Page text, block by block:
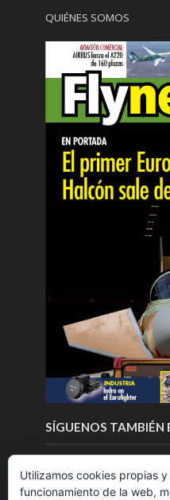
QUIÉNES SOMOS
SÍGUENOS TAMBIÉN
Utilizamos cookies propias
funcionamiento de la web,